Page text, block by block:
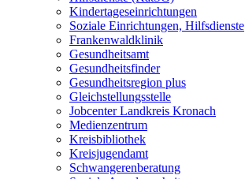
Kindertageseinrichtungen
Soziale Einrichtungen, Hilfsdienste
Frankenwaldklinik
Gesundheitsamt
Gesundheitsfinder
Gesundheitsregion plus
Gleichstellungsstelle
Jobcenter Landkreis Kronach
Medienzentrum
Kreisbibliothek
Kreisjugendamt
Schwangerenberatung